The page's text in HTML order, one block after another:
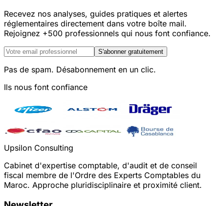
Recevez nos analyses, guides pratiques et alertes
réglementaires directement dans votre boîte mail.
Rejoignez +500 professionnels qui nous font confiance.
S'abonner gratuitement
Pas de spam. Désabonnement en un clic.
Ils nous font confiance
Upsilon Consulting
Cabinet d'expertise comptable, d'audit et de conseil
fiscal membre de l'Ordre des Experts Comptables du
Maroc. Approche pluridisciplinaire et proximité client.